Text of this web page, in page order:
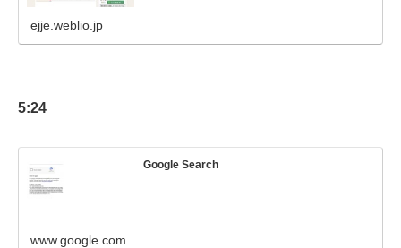
ejje.weblio.jp
5:24
Google Search
www.google.com